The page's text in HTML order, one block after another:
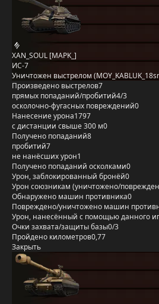
XAN_SOUL [MAPK_]
ИС-7
Уничтожен выстрелом
Произведено выстрелов7
прямых попаданий/пробитий4/3
осколочно-фугасных повреждений0
Нанесение урона1797
с дистанции свыше 300 м0
Получено попаданий8
пробитий7
не нанёсших урон1
Получено попаданий осколками0
Урон, заблокированный бронёй0
Урон союзникам (уничтожено/
Обнаружено машин противника0
Повреждено/уничтожено машин
Урон, нанесённый с помощью данного
Очки захвата/защиты базы0/3
Пройдено километров0,77
Закрыть